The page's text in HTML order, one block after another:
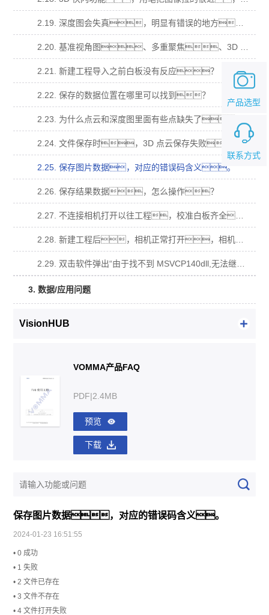
2.19. 深度图会失真，明显有错误的地方，在多视角、基准视角、多重聚焦，明显 有本不属于样品的结果？
2.20. 基准视角图、多重聚焦、3D 点云图都为纯白，深度图为最低颜色纯色？
2.21. 新建工程导入之前白板没有反应？
2.22. 保存的数据位置在哪里可以找到？
2.23. 为什么点云和深度图里面有些点缺失了？
2.24. 文件保存时，3D 点云保存失败？
2.25. 保存图片数据，对应的错误码含义。
2.26. 保存结果数据，怎么操作？
2.27. 不连接相机打开以往工程，校准白板齐全，导入原图计算不出数据？
2.28. 新建工程后，相机正常打开，相机视图有视频流，拍照算不出数据？
2.29. 双击软件弹出“由于找不到 MSVCP140dll,无法继续执行代码，需要安装程序可 能会解决此问题.”窗口？
3. 数据/应用问题
VisionHUB
VOMMA产品FAQ
PDF|2.4MB
预览
下载
保存图片数据，对应的错误码含义。
2024-01-23 16:51:55
• 0 成功
• 1 失败
• 2 文件已存在
• 3 文件不存在
• 4 文件打开失败
联系方式
产品选型